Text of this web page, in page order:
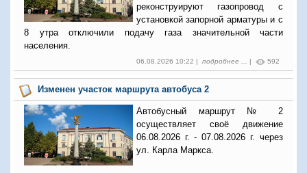
реконструируют газопровод с
установкой запорной арматуры и с
8 утра отключили подачу газа значительной части
населения.
06.08.2026 10:22 | подробнее ... | 592
Изменен участок маршрута автобуса 2
Автобусный маршрут № 2
осуществляет своё движение
06.08.2026 г. - 07.08.2026 г. через
ул. Карла Маркса.